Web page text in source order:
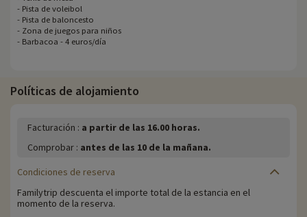
- Pista de voleibol
- Pista de baloncesto
- Zona de juegos para niños
- Barbacoa - 4 euros/día
Políticas de alojamiento
Facturación : a partir de las 16.00 horas.
Comprobar : antes de las 10 de la mañana.
Condiciones de reserva
Familytrip descuenta el importe total de la estancia en el
momento de la reserva.